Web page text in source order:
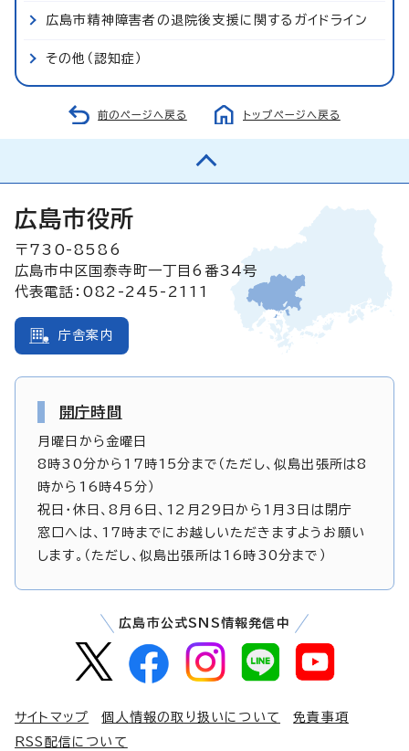
広島市精神障害者の退院後支援に関するガイドライン
その他（認知症）
前のページへ戻る トップページへ戻る
広島市役所
〒730-8586
広島市中区国泰寺町一丁目6番34号
代表電話：082-245-2111
庁舎案内
開庁時間
月曜日から金曜日
8時30分から17時15分まで（ただし、似島出張所は8
時から16時45分）
祝日・休日、8月6日、12月29日から1月3日は閉庁
窓口へは、17時までにお越しいただきますようお願い
します。（ただし、似島出張所は16時30分まで）
広島市公式SNS情報発信中
サイトマップ 個人情報の取り扱いについて
免責事項
RSS配信について